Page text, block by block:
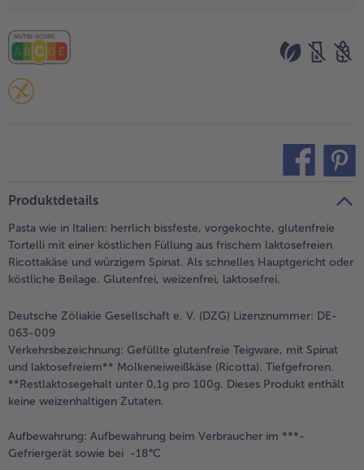
Produktdetails
Pasta wie in Italien: herrlich bissfeste, vorgekochte, glutenfreie
Tortelli mit einer köstlichen Füllung aus frischem laktosefreien
Ricottakäse und würzigem Spinat. Als schnelles Hauptgericht oder
köstliche Beilage. Glutenfrei, weizenfrei, laktosefrei.
Deutsche Zöliakie Gesellschaft e. V. (DZG) Lizenznummer: DE-
063-009
Verkehrsbezeichnung: Gefüllte glutenfreie Teigware, mit Spinat
und laktosefreiem** Molkeneiweißkäse (Ricotta). Tiefgefroren.
**Restlaktosegehalt unter 0,1g pro 100g. Dieses Produkt enthält
keine weizenhaltigen Zutaten.
Aufbewahrung: Aufbewahrung beim Verbraucher im ***-
Gefriergerät sowie bei -18°C